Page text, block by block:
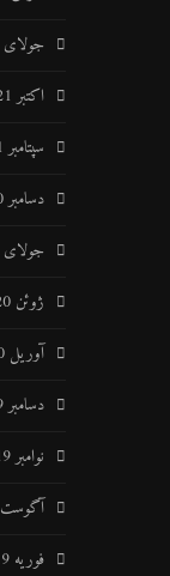
جولای 2022
اکتبر 2021
سپتامبر 2021
دسامبر 2020
جولای 2020
ژوئن 2020
آوریل 2020
دسامبر 2019
نوامبر 2019
آگوست 2019
فوریه 2019